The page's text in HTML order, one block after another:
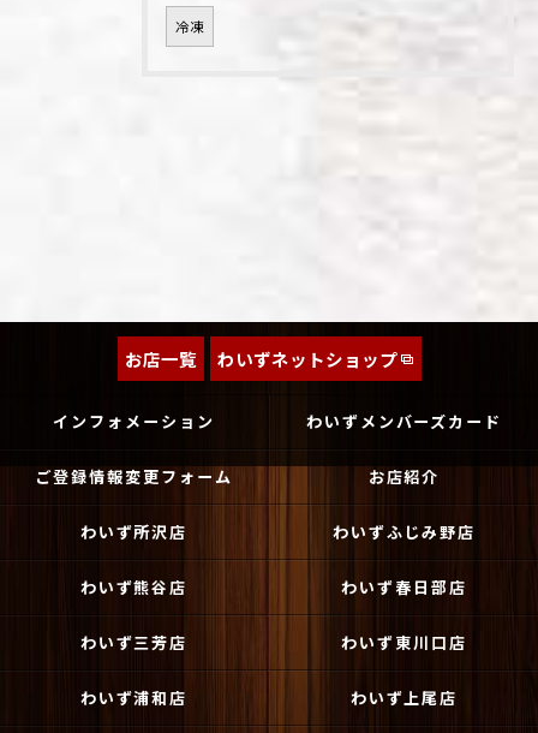
冷凍
お店一覧 わいずネットショップ
インフォメーション わいずメンバーズカード
ご登録情報変更フォーム お店紹介
わいず所沢店 わいずふじみ野店
わいず熊谷店 わいず春日部店
わいず三芳店 わいず東川口店
わいず浦和店 わいず上尾店